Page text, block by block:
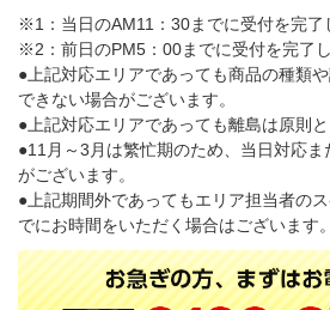
※1：当日のAM11：30までに受付を完了
※2：前日のPM5：00までに受付を完了
●上記対応エリアであっても商品の種類
できない場合がございます。
●上記対応エリアであっても離島は原則
●11月～3月は繁忙期のため、当日対応
がございます。
●上記期間外であってもエリア担当者の
でにお時間をいただく場合はございます。